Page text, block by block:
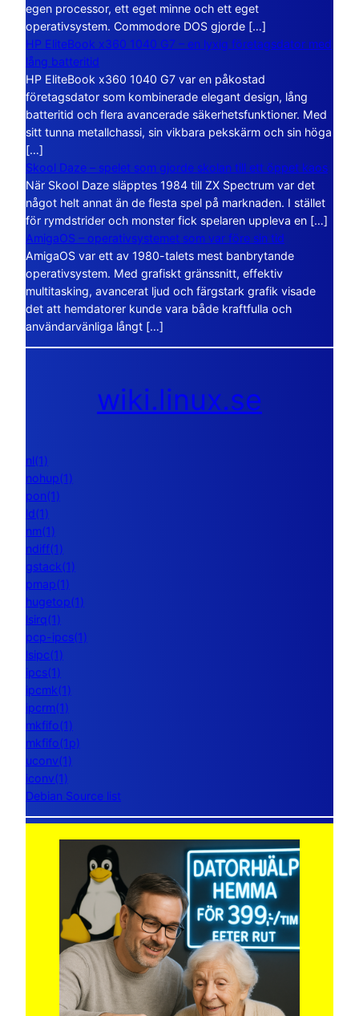
egen processor, ett eget minne och ett eget
operativsystem. Commodore DOS gjorde […]
HP EliteBook x360 1040 G7 – en lyxig företagsdator med
lång batteritid
HP EliteBook x360 1040 G7 var en påkostad
företagsdator som kombinerade elegant design, lång
batteritid och flera avancerade säkerhetsfunktioner. Med
sitt tunna metallchassi, sin vikbara pekskärm och sin höga
[…]
Skool Daze – spelet som gjorde skolan till ett öppet kaos
När Skool Daze släpptes 1984 till ZX Spectrum var det
något helt annat än de flesta spel på marknaden. I stället
för rymdstrider och monster fick spelaren uppleva en […]
AmigaOS – operativsystemet som var före sin tid
AmigaOS var ett av 1980-talets mest banbrytande
operativsystem. Med grafiskt gränssnitt, effektiv
multitasking, avancerat ljud och färgstark grafik visade
det att hemdatorer kunde vara både kraftfulla och
användarvänliga långt […]
wiki.linux.se
nl(1)
nohup(1)
pon(1)
ld(1)
nm(1)
ndiff(1)
gstack(1)
pmap(1)
hugetop(1)
lsirq(1)
pcp-ipcs(1)
lsipc(1)
ipcs(1)
ipcmk(1)
ipcrm(1)
mkfifo(1)
mkfifo(1p)
uconv(1)
iconv(1)
Debian Source list